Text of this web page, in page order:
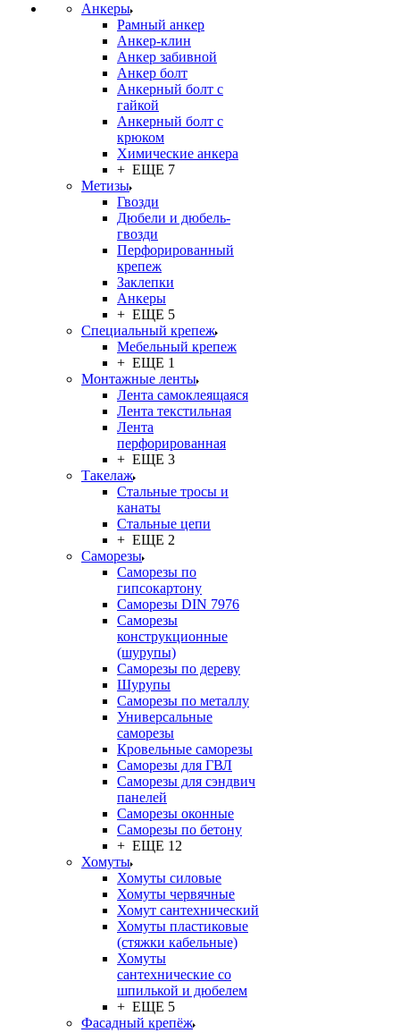
Анкеры
Рамный анкер
Анкер-клин
Анкер забивной
Анкер болт
Анкерный болт с
гайкой
Анкерный болт с
крюком
Химические анкера
+ ЕЩЕ 7
Метизы
Гвозди
Дюбели и дюбель-
гвозди
Перфорированный
крепеж
Заклепки
Анкеры
+ ЕЩЕ 5
Специальный крепеж
Мебельный крепеж
+ ЕЩЕ 1
Монтажные ленты
Лента самоклеящаяся
Лента текстильная
Лента
перфорированная
+ ЕЩЕ 3
Такелаж
Стальные тросы и
канаты
Стальные цепи
+ ЕЩЕ 2
Саморезы
Саморезы по
гипсокартону
Саморезы DIN 7976
Саморезы
конструкционные
(шурупы)
Саморезы по дереву
Шурупы
Саморезы по металлу
Универсальные
саморезы
Кровельные саморезы
Саморезы для ГВЛ
Саморезы для сэндвич
панелей
Саморезы оконные
Саморезы по бетону
+ ЕЩЕ 12
Хомуты
Хомуты силовые
Хомуты червячные
Хомут сантехнический
Хомуты пластиковые
(стяжки кабельные)
Хомуты
сантехнические со
шпилькой и дюбелем
+ ЕЩЕ 5
Фасадный крепёж